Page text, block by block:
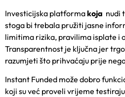
Investicijska platformakoja nudi
stoga bi trebala pružiti jasne
limitima rizika, pravilima isplate i
Transparentnost je ključna jer
razumjeti što prihvaćaju prije
Instant Funded može dobro
koji su već proveli vrijeme